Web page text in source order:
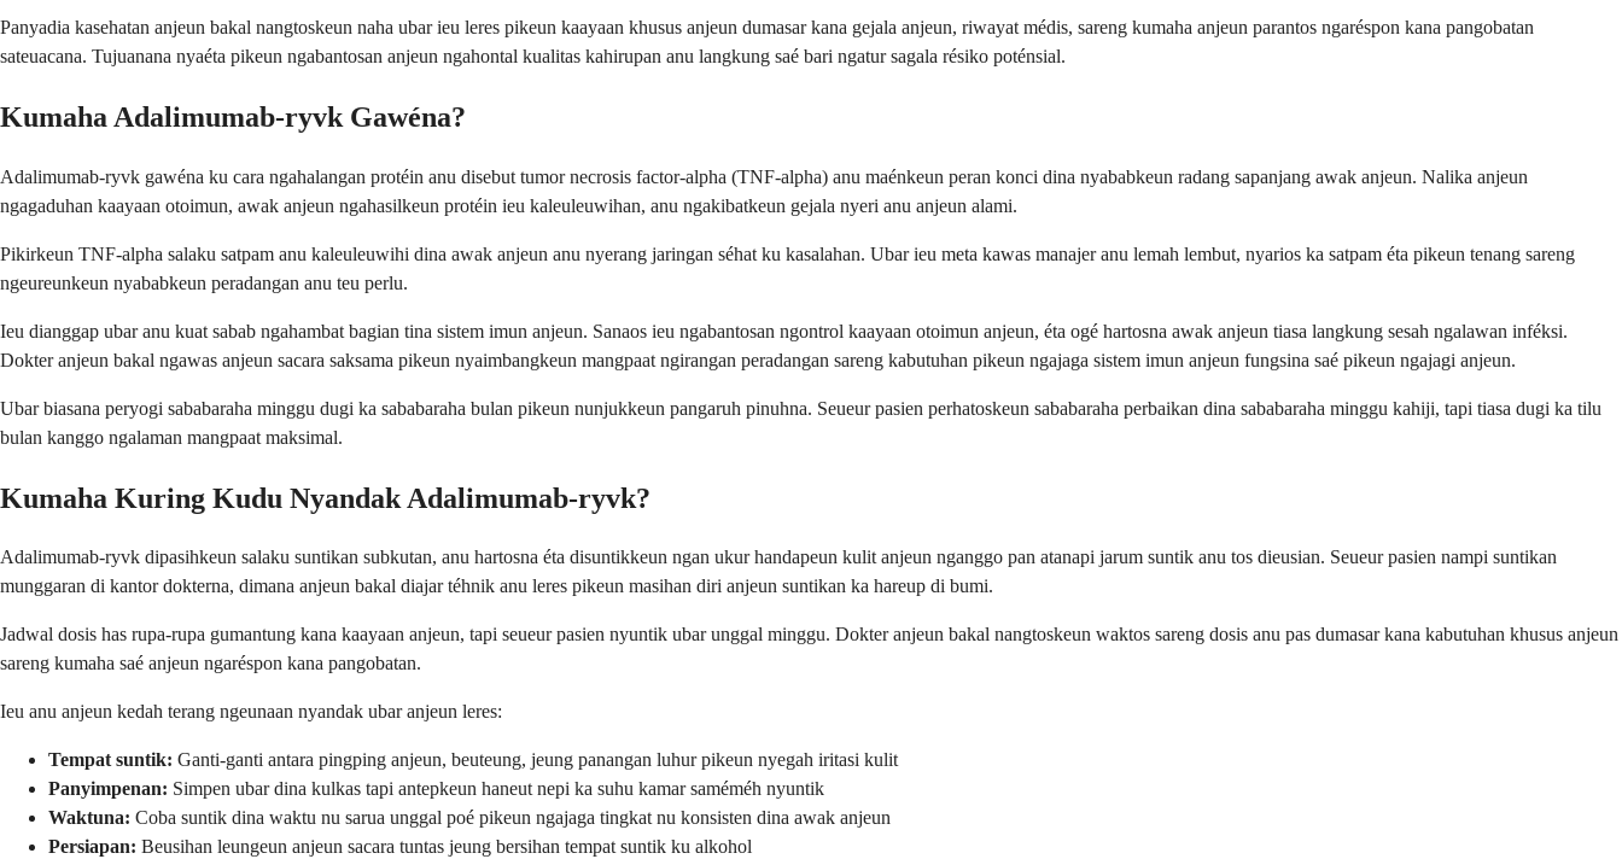
Panyadia kasehatan anjeun bakal nangtoskeun naha ubar ieu leres pikeun kaayaan khusus anjeun dumasar kana gejala anjeun, riwayat médis, sareng kumaha anjeun parantos ngaréspon kana pangobatan
sateuacana. Tujuanana nyaéta pikeun ngabantosan anjeun ngahontal kualitas kahirupan anu langkung saé bari ngatur sagala résiko poténsial.
Kumaha Adalimumab-ryvk Gawéna?
Adalimumab-ryvk gawéna ku cara ngahalangan protéin anu disebut tumor necrosis factor-alpha (TNF-alpha) anu maénkeun peran konci dina nyababkeun radang sapanjang awak anjeun. Nalika anjeun
ngagaduhan kaayaan otoimun, awak anjeun ngahasilkeun protéin ieu kaleuleuwihan, anu ngakibatkeun gejala nyeri anu anjeun alami.
Pikirkeun TNF-alpha salaku satpam anu kaleuleuwihi dina awak anjeun anu nyerang jaringan séhat ku kasalahan. Ubar ieu meta kawas manajer anu lemah lembut, nyarios ka satpam éta pikeun tenang sareng
ngeureunkeun nyababkeun peradangan anu teu perlu.
Ieu dianggap ubar anu kuat sabab ngahambat bagian tina sistem imun anjeun. Sanaos ieu ngabantosan ngontrol kaayaan otoimun anjeun, éta ogé hartosna awak anjeun tiasa langkung sesah ngalawan inféksi.
Dokter anjeun bakal ngawas anjeun sacara saksama pikeun nyaimbangkeun mangpaat ngirangan peradangan sareng kabutuhan pikeun ngajaga sistem imun anjeun fungsina saé pikeun ngajagi anjeun.
Ubar biasana peryogi sababaraha minggu dugi ka sababaraha bulan pikeun nunjukkeun pangaruh pinuhna. Seueur pasien perhatoskeun sababaraha perbaikan dina sababaraha minggu kahiji, tapi tiasa dugi ka tilu
bulan kanggo ngalaman mangpaat maksimal.
Kumaha Kuring Kudu Nyandak Adalimumab-ryvk?
Adalimumab-ryvk dipasihkeun salaku suntikan subkutan, anu hartosna éta disuntikkeun ngan ukur handapeun kulit anjeun nganggo pan atanapi jarum suntik anu tos dieusian. Seueur pasien nampi suntikan
munggaran di kantor dokterna, dimana anjeun bakal diajar téhnik anu leres pikeun masihan diri anjeun suntikan ka hareup di bumi.
Jadwal dosis has rupa-rupa gumantung kana kaayaan anjeun, tapi seueur pasien nyuntik ubar unggal minggu. Dokter anjeun bakal nangtoskeun waktos sareng dosis anu pas dumasar kana kabutuhan khusus anjeun
sareng kumaha saé anjeun ngaréspon kana pangobatan.
Ieu anu anjeun kedah terang ngeunaan nyandak ubar anjeun leres:
Tempat suntik: Ganti-ganti antara pingping anjeun, beuteung, jeung panangan luhur pikeun nyegah iritasi kulit
Panyimpenan: Simpen ubar dina kulkas tapi antepkeun haneut nepi ka suhu kamar saméméh nyuntik
Waktuna: Coba suntik dina waktu nu sarua unggal poé pikeun ngajaga tingkat nu konsisten dina awak anjeun
Persiapan: Beusihan leungeun anjeun sacara tuntas jeung bersihan tempat suntik ku alkohol